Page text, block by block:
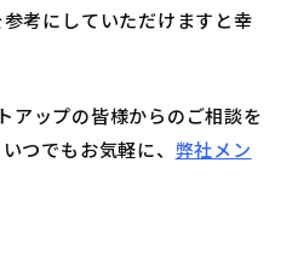
考にしていただけますと幸
アップの皆様からのご相談を
つでもお気軽に、 弊社メン